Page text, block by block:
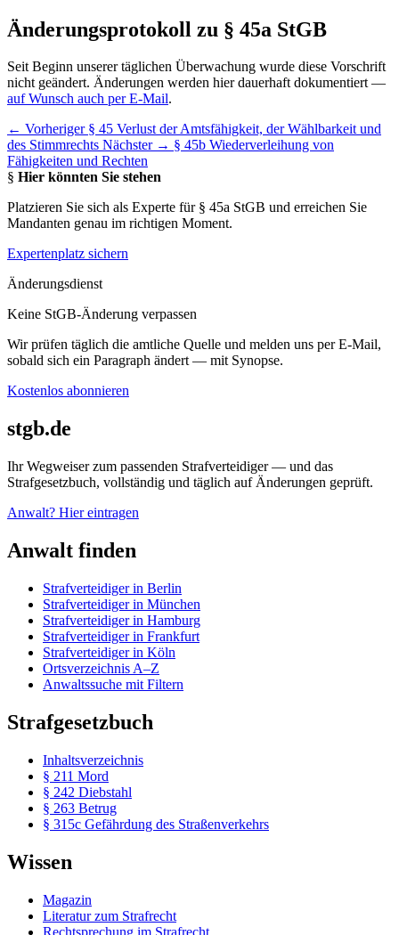
Änderungsprotokoll zu § 45a StGB
Seit Beginn unserer täglichen Überwachung wurde diese Vorschrift
nicht geändert. Änderungen werden hier dauerhaft dokumentiert —
auf Wunsch auch per E-Mail.
← Vorheriger § 45 Verlust der Amtsfähigkeit, der Wählbarkeit und
des Stimmrechts Nächster → § 45b Wiederverleihung von
Fähigkeiten und Rechten
§ Hier könnten Sie stehen
Platzieren Sie sich als Experte für § 45a StGB und erreichen Sie
Mandanten genau im richtigen Moment.
Expertenplatz sichern
Änderungsdienst
Keine StGB-Änderung verpassen
Wir prüfen täglich die amtliche Quelle und melden uns per E-Mail,
sobald sich ein Paragraph ändert — mit Synopse.
Kostenlos abonnieren
stgb.de
Ihr Wegweiser zum passenden Strafverteidiger — und das
Strafgesetzbuch, vollständig und täglich auf Änderungen geprüft.
Anwalt? Hier eintragen
Anwalt finden
Strafverteidiger in Berlin
Strafverteidiger in München
Strafverteidiger in Hamburg
Strafverteidiger in Frankfurt
Strafverteidiger in Köln
Ortsverzeichnis A–Z
Anwaltssuche mit Filtern
Strafgesetzbuch
Inhaltsverzeichnis
§ 211 Mord
§ 242 Diebstahl
§ 263 Betrug
§ 315c Gefährdung des Straßenverkehrs
Wissen
Magazin
Literatur zum Strafrecht
Rechtsprechung im Strafrecht